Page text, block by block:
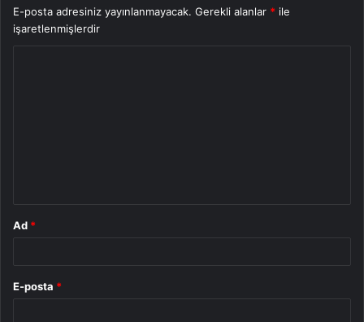
E-posta adresiniz yayınlanmayacak. Gerekli alanlar * ile
işaretlenmişlerdir
Ad *
E-posta *